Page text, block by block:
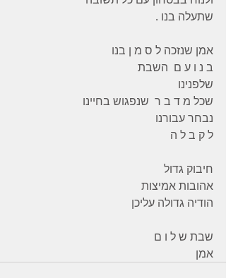
שתעלה בנו .
אמן שנזכה ל ס מ ן בנו
ב נ ו ע ם  השבת
שלפנינו
שכל מ ד ב ר  שנפגוש בחיינו
נבחר עבורנו
ל ק ב ל ה
חיבוק גדול
אהובות אמיצות
הודיה גדולה עליכן
שבת ש ל ו ם
אמן